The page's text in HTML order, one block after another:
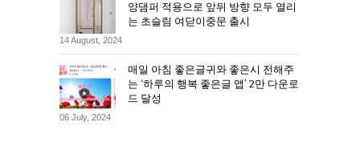
양댐퍼 적용으로 앞뒤 방향 모두 열리
는 초슬림 여닫이중문 출시
14 August, 2024
매일 아침 좋은글귀와 좋은시 전해주
는 ‘하루의 행복 좋은글 앱’ 2만 다운로
드 달성
06 July, 2024